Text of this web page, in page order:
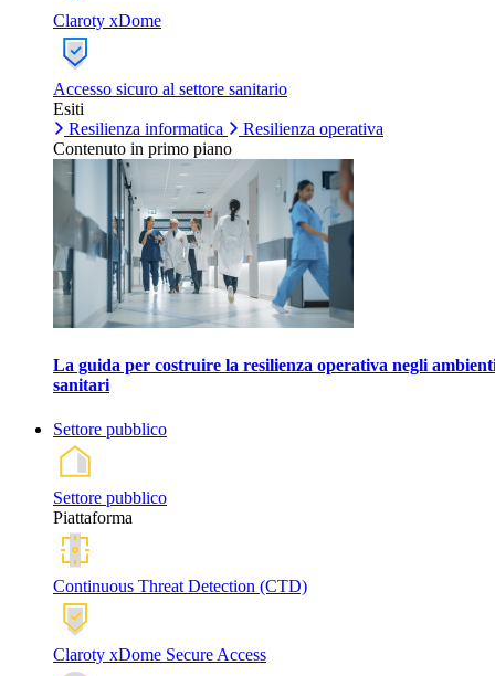
Claroty xDome
Accesso sicuro al settore sanitario
Esiti
Resilienza informatica
Resilienza operativa
Contenuto in primo piano
La guida per costruire la resilienza operativa negli
sanitari
Settore pubblico
Settore pubblico
Piattaforma
Continuous Threat Detection (CTD)
Claroty xDome Secure Access